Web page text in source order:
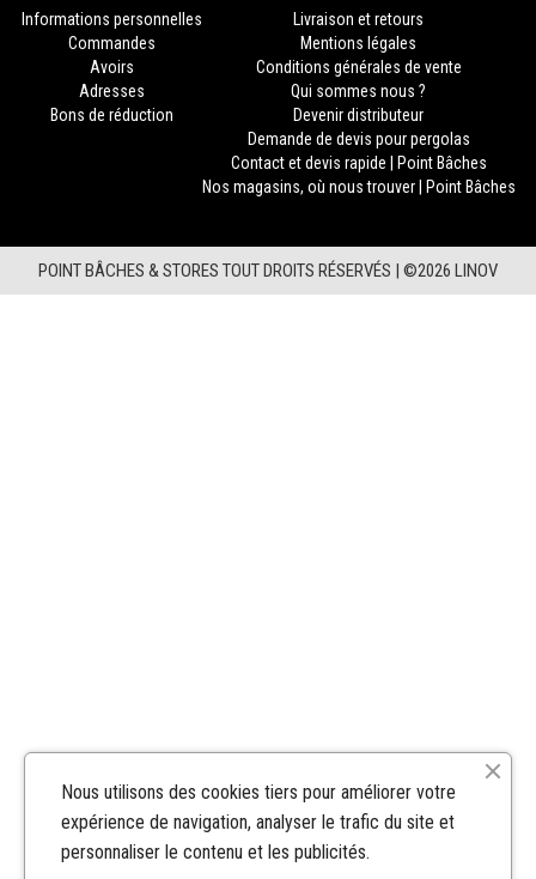
Informations personnelles
Commandes
Avoirs
Adresses
Bons de réduction
Livraison et retours
Mentions légales
Conditions générales de vente
Qui sommes nous ?
Devenir distributeur
Demande de devis pour pergolas
Contact et devis rapide | Point Bâches
Nos magasins, où nous trouver | Point Bâches
POINT BÂCHES & STORES TOUT DROITS RÉSERVÉS | ©2026 LINOV
Nous utilisons des cookies tiers pour améliorer votre
expérience de navigation, analyser le trafic du site et
personnaliser le contenu et les publicités.